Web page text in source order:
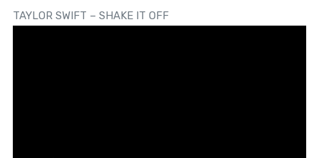
TAYLOR SWIFT – SHAKE IT OFF